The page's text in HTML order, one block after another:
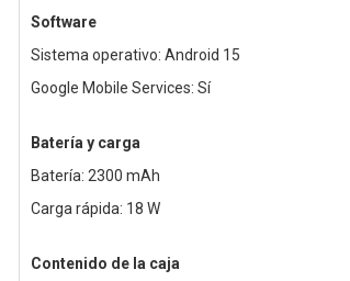
Software
Sistema operativo: Android 15
Google Mobile Services: Sí
Batería y carga
Batería: 2300 mAh
Carga rápida: 18 W
Contenido de la caja